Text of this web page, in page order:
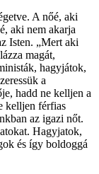
A nőé, aki
aki nem akarja
Isten. „Mert aki
magát,
hagyjátok,
a
hadd ne kelljen a
kelljen férfias
az igazi nőt.
Hagyjatok,
és így boldoggá